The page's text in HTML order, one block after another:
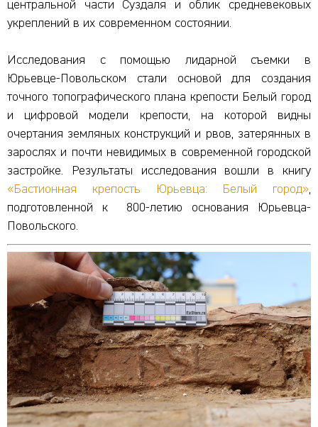
центральной части Суздаля и облик средневековых
укреплений в их современном состоянии.
Исследования с помощью лидарной съемки в
Юрьевце-Повольском стали основой для создания
точного топографического плана крепости Белый город
и цифровой модели крепости, на которой видны
очертания земляных конструкций и рвов, затерянных в
зарослях и почти невидимых в современной городской
застройке. Результаты исследования вошли в книгу
«Бастионная крепость Юрьевца: Белый город»,
подготовленной к 800-летию основания Юрьевца-
Повольского.